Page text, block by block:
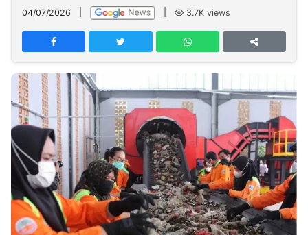
Network
PT
TREETAN
INDONESIA
Partner
Insight
NTB
Suara
Time
Lens
IDN
Daily
Jogja
Jalan
Rakyat
Idealita
News
Kita
Notice
Dinamikapost.com
Radar
Baru
Seedbacklink
Follow
Kabarbaru
04/07/2026 3.7K views